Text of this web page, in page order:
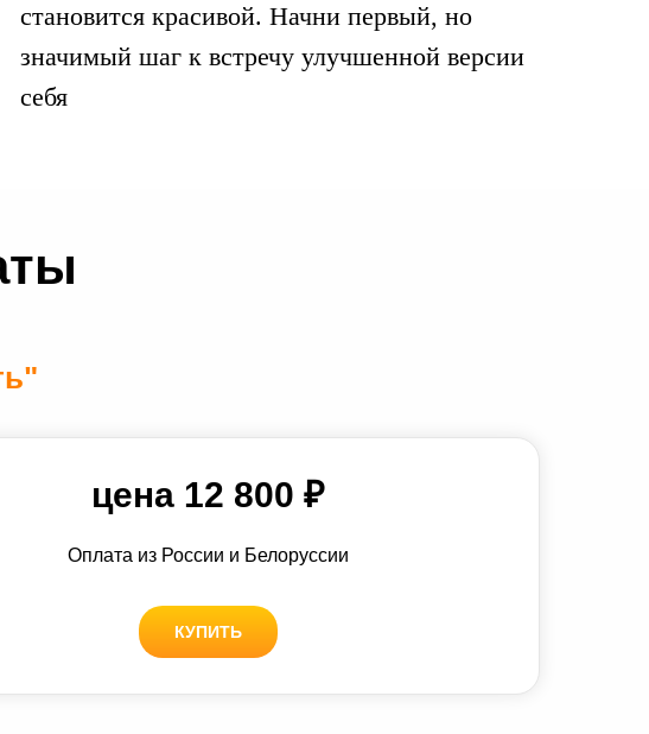
становится красивой. Начни первый, но
значимый шаг к встречу улучшенной версии
себя
цена 12 800 ₽
Оплата из России и Белоруссии
КУПИТЬ